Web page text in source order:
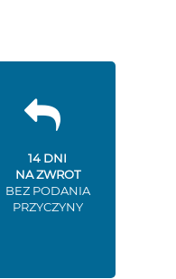
14 DNI
NA ZWROT
BEZ PODANIA
PRZYCZYNY